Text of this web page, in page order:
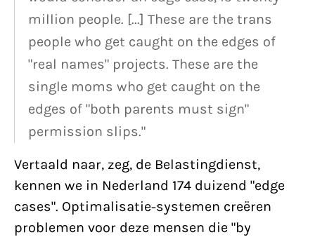
million people. [...] These are the trans
people who get caught on the edges of
"real names" projects. These are the
single moms who get caught on the
edges of "both parents must sign"
permission slips."
Vertaald naar, zeg, de Belastingdienst,
kennen we in Nederland 174 duizend "edge
cases". Optimalisatie-systemen creëren
problemen voor deze mensen die "by